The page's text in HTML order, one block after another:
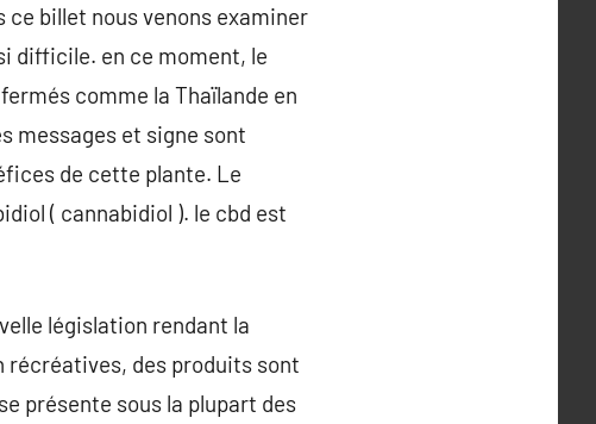
billet nous venons examiner
difficile. en ce moment, le
comme la Thaïlande en
messages et signe sont
de cette plante. Le
( cannabidiol ). le cbd est
législation rendant la
récréatives, des produits sont
présente sous la plupart des